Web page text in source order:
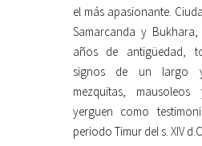
el más apasionante.
Samarcanda y
años de antigüedad,
signos de un largo
mezquitas,
yerguen como
periodo Timur del s. XIV